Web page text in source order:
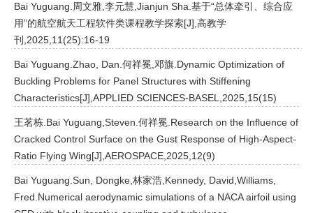
Bai Yuguang.周文雅,李元慧,Jianjun Sha.基于“总体牵引、综合应
用”的航空航天工程软件类课程教学探索[J],高教学
刊,2025,11(25):16-19
Bai Yuguang.Zhao, Dan.何祥冕,邓旗.Dynamic Optimization of
Buckling Problems for Panel Structures with Stiffening
Characteristics[J],APPLIED SCIENCES-BASEL,2025,15(15)
王茗栋.Bai Yuguang,Steven.何祥冕.Research on the Influence of
Cracked Control Surface on the Gust Response of High-Aspect-
Ratio Flying Wing[J],AEROSPACE,2025,12(9)
Bai Yuguang.Sun, Dongke,林家浩,Kennedy, David,Williams,
Fred.Numerical aerodynamic simulations of a NACA airfoil using